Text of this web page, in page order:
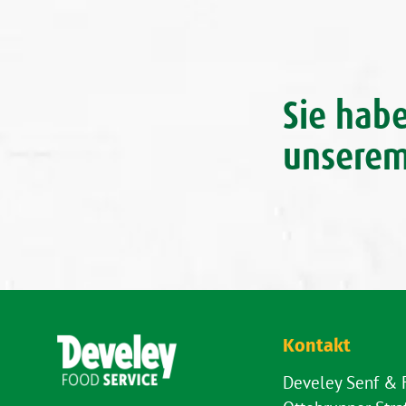
Sie
Kontakt
Develey Senf &